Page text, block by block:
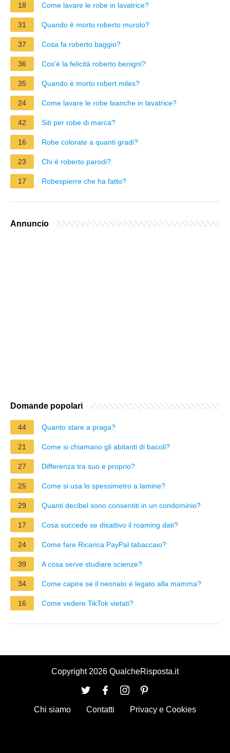
18 Come lavare le robe in lavatrice?
31 Quando è morto roberto murolo?
37 Cosa fa roberto baggio?
36 Cos'è la felicità roberto benigni?
35 Quando è morto robert miles?
24 Come lavare le robe bianche in lavatrice?
42 Siti per robe di marca?
16 Robe colorate a quanti gradi?
23 Chi è roberto parodi?
17 Robespierre che ha fatto?
Annuncio
Domande popolari
44 Quanto stare a praga?
21 Come si chiamano gli abitanti di bacoli?
27 Differenza tra suo e proprio?
25 Come si usa lo spessimetro a lamine?
29 Quanti decibel sono consentiti in un condominio?
17 Cosa succede se disattivo il roaming dati?
24 Come fare Ricarica PayPal tabaccaio?
39 A cosa serve studiare scienze?
34 Come capire se il neonato è legato alla mamma?
16 Come vedere TikTok vietati?
Copyright 2026 QualcheRisposta.it
Chi siamo Contatti Privacy e Cookies